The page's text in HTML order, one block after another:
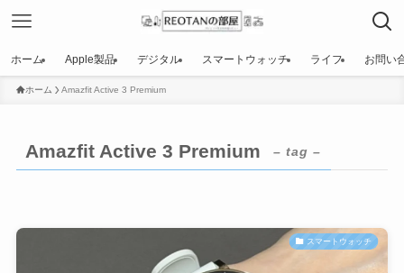
ホーム Apple製品 デジタル スマートウォッチ ライフ お問い
ホーム Amazfit Active 3 Premium
Amazfit Active 3 Premium – tag –
スマートウォッチ